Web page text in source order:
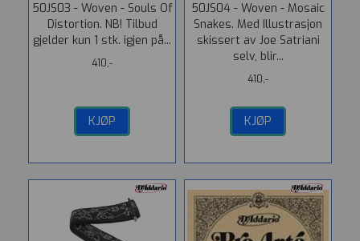
50JS03 - Woven - Souls Of
Distortion. NB! Tilbud
gjelder kun 1 stk. igjen på...
410,-
KJØP
50JS04 - Woven - Mosaic
Snakes. Med Illustrasjon
skissert av Joe Satriani
selv, blir...
410,-
KJØP